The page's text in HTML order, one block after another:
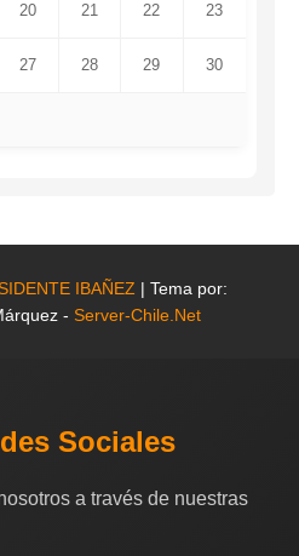
20 21 22 23
27 28 29 30
IBAÑEZ | Tema por:
- Server-Chile.Net
Sociales
a través de nuestras